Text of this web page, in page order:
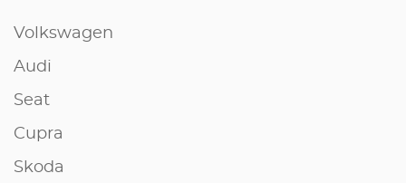
Volkswagen
Audi
Seat
Cupra
Skoda